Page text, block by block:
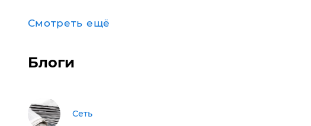
Смотреть ещё
Блоги
Сеть